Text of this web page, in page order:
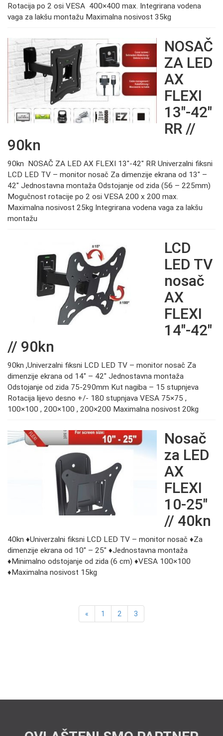
Rotacija po 2 osi VESA 400×400 max. Integrirana vodena
vaga za lakšu montažu Maximalna nosivost 35kg
NOSAČ
ZA LED
AX
FLEXI
13″-42″
RR //
90kn
90kn NOSAČ ZA LED AX FLEXI 13″-42″ RR Univerzalni fiksni
LCD LED TV – monitor nosač Za dimenzije ekrana od 13″ –
42″ Jednostavna montaža Odstojanje od zida (56 – 225mm)
Mogučnost rotacije po 2 osi VESA 200 x 200 max.
Maximalna nosivost 25kg Integrirana vodena vaga za lakšu
montažu
LCD
LED TV
nosač
AX
FLEXI
14″-42″
// 90kn
90kn ,Univerzalni fiksni LCD LED TV – monitor nosač Za
dimenzije ekrana od 14″ – 42″ Jednostavna montaža
Odstojanje od zida 75-290mm Kut nagiba – 15 stupnjeva
Rotacija lijevo desno +/- 180 stupnjava VESA 75×75 ,
100×100 , 200×100 , 200×200 Maximalna nosivost 20kg
Nosač
za LED
AX
FLEXI
10-25″
// 40kn
40kn ♦Univerzalni fiksni LCD LED TV – monitor nosač ♦Za
dimenzije ekrana od 10″ – 25″ ♦Jednostavna montaža
♦Minimalno odstojanje od zida (6 cm) ♦VESA 100×100
♦Maximalna nosivost 15kg
« 1 2 3